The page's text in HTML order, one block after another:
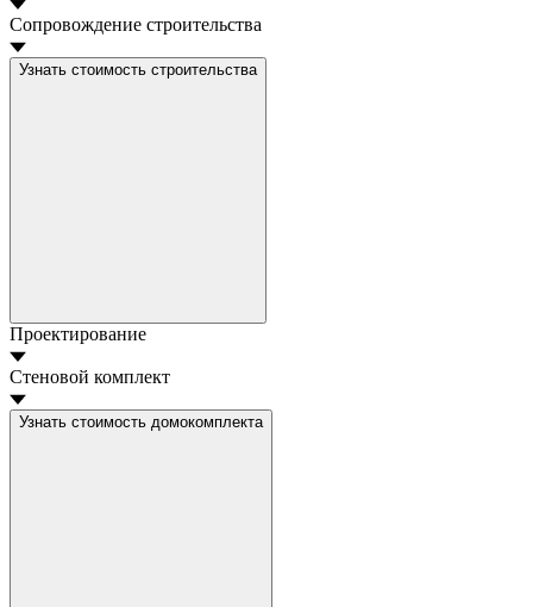
Сопровождение строительства
Узнать стоимость строительства
Проектирование
Стеновой комплект
Узнать стоимость домокомплекта